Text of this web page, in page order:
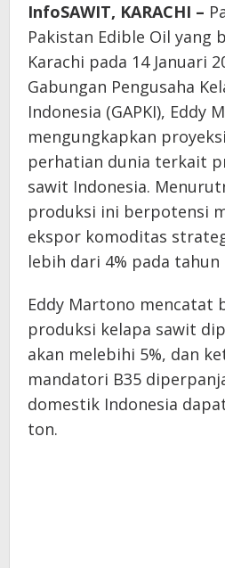
InfoSAWIT, KARACHI –
Pakistan Edible Oil yang
Karachi pada 14 Januari
Gabungan Pengusaha
Indonesia (GAPKI), Eddy
mengungkapkan
perhatian dunia terkait
sawit Indonesia.
produksi ini berpotensi
ekspor komoditas
lebih dari 4% pada tahun
Eddy Martono mencatat
produksi kelapa sawit
akan melebihi 5%, dan
mandatori B35
domestik Indonesia
ton.